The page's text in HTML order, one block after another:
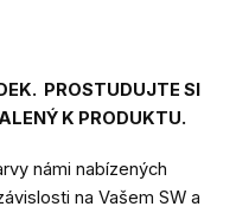
PROSTUDUJTE SI
K PRODUKTU.
námi nabízených
na Vašem SW a